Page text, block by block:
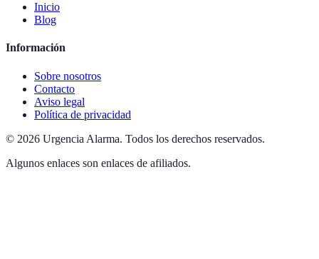
Inicio
Blog
Información
Sobre nosotros
Contacto
Aviso legal
Política de privacidad
© 2026 Urgencia Alarma. Todos los derechos reservados.
Algunos enlaces son enlaces de afiliados.